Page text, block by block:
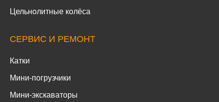
Цельнолитные колёса
СЕРВИС И РЕМОНТ
Катки
Мини-погрузчики
Мини-экскаваторы